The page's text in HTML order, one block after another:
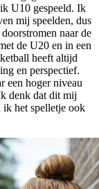
U10 gespeeld. Ik
mij speelden, dus
naar de
de U20 en in een
heeft altijd
en perspectief.
een hoger niveau
denk dat dit mij
ik het spelletje ook